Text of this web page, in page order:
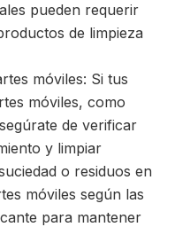
pueden requerir
de limpieza
móviles: Si tus
móviles, como
de verificar
y limpiar
o residuos en
móviles según las
para mantener